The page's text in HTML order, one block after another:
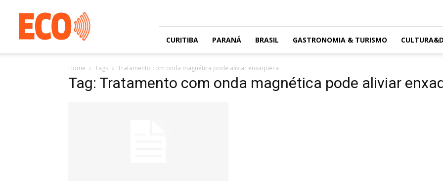
gratuito
com
circulação
CURITIBA PARANÁ BRASIL GASTRONOMIA & TURISMO
Home Tags Tratamento com onda magnética pode aliviar enxaqueca
Tag: Tratamento com onda magnética pode aliviar